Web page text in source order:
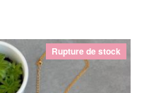
Rupture de stock